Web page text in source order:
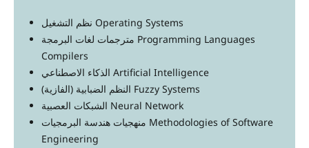
نظم التشغيل Operating Systems
مترجمات لغات البرمجة Programming Languages
Compilers
الذكاء الاصطناعي Artificial Intelligence
النظم الضبابية (الفازية) Fuzzy Systems
الشبكات العصبية Neural Network
منهجيات هندسة البرمجيات Methodologies of Software
Engineering